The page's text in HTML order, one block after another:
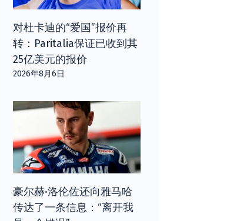
对杜卡迪的“爱国”报价再
转：Paritalia保证已收到其
25亿美元的报价
2026年8月6日
豪尔赫·洛伦佐还向雅马哈
传达了一条信息：“离开我